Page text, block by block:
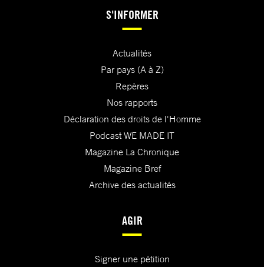
S'INFORMER
Actualités
Par pays (A à Z)
Repères
Nos rapports
Déclaration des droits de l'Homme
Podcast WE MADE IT
Magazine La Chronique
Magazine Bref
Archive des actualités
AGIR
Signer une pétition